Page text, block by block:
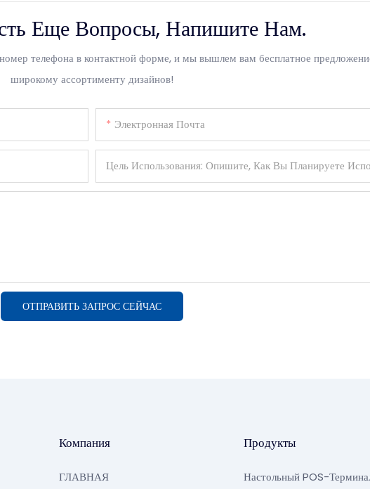
Еще Вопросы, Напишите Нам.
телефона в контактной форме, и мы вышлем вам бесплатное
широкому ассортименту дизайнов!
Электронная Почта
ОТПРАВИТЬ ЗАПРОС СЕЙЧАС
Компания
ГЛАВНАЯ
Продукты
Настольный POS-